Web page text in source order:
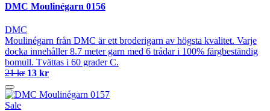
DMC Moulinégarn 0156
DMC
Moulinégarn från DMC är ett broderigarn av högsta kvalitet. Varje
docka innehåller 8.7 meter garn med 6 trådar i 100% färgbeständig
bomull. Tvättas i 60 grader C.
21 kr 13 kr
Sale